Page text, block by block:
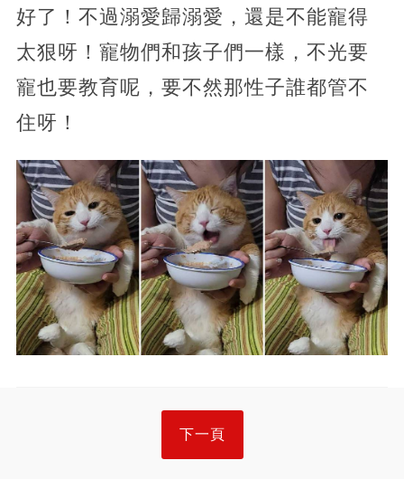
好了！不過溺愛歸溺愛，還是不能寵得
太狠呀！寵物們和孩子們一樣，不光要
寵也要教育呢，要不然那性子誰都管不
住呀！
下一頁